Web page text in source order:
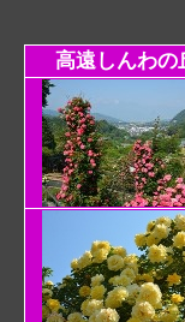
高遠しんわの